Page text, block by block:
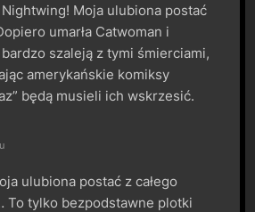
Moja ulubiona postać
umarła Catwoman i
szaleją z tymi śmierciami,
amerykańskie komiksy
będą musieli ich wskrzesić.
ulubiona postać z całego
To tylko bezpodstawne plotki